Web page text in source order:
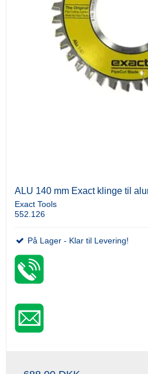
ALU 140 mm Exact klinge til
Exact Tools
552.126
På Lager - Klar til Levering!